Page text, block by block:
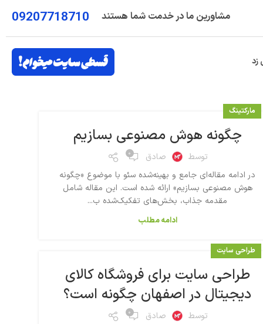
مشاورین ما در خدمت شما هستند 09207718710
زد
مارکتینگ
چگونه هوش مصنوعی بسازیم
توسط صادق ۰
در ادامه مقاله‌ای جامع و بهینه‌شده سئو با موضوع «چگونه
هوش مصنوعی بسازیم» ارائه شده است. این مقاله شامل
مقدمه جذاب، بخش‌های تفکیک‌شده ب...
ادامه مطلب
طراحی سایت
طراحی سایت برای فروشگاه کالای
دیجیتال در اصفهان چگونه است؟
توسط صادق ۰